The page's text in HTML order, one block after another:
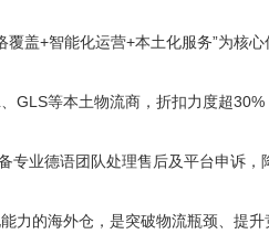
盖+智能化运营+本土化服务”为核
GLS等本土物流商，折扣力度超30%
专业德语团队处理售后及平台申诉，
力的海外仓，是突破物流瓶颈、提升